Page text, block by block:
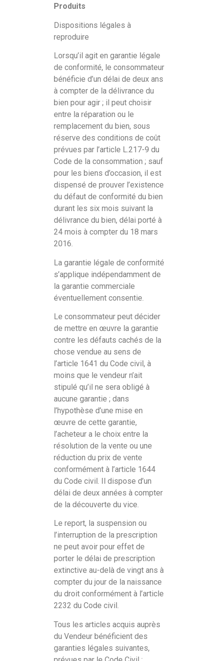
Produits
Dispositions légales à
reproduire
Lorsqu’il agit en garantie légale
de conformité, le consommateur
bénéficie d’un délai de deux ans
à compter de la délivrance du
bien pour agir ; il peut choisir
entre la réparation ou le
remplacement du bien, sous
réserve des conditions de coût
prévues par l’article L.217-9 du
Code de la consommation ; sauf
pour les biens d’occasion, il est
dispensé de prouver l’existence
du défaut de conformité du bien
durant les six mois suivant la
délivrance du bien, délai porté à
24 mois à compter du 18 mars
2016.
La garantie légale de conformité
s’applique indépendamment de
la garantie commerciale
éventuellement consentie.
Le consommateur peut décider
de mettre en œuvre la garantie
contre les défauts cachés de la
chose vendue au sens de
l’article 1641 du Code civil, à
moins que le vendeur n’ait
stipulé qu’il ne sera obligé à
aucune garantie ; dans
l’hypothèse d’une mise en
œuvre de cette garantie,
l’acheteur a le choix entre la
résolution de la vente ou une
réduction du prix de vente
conformément à l’article 1644
du Code civil. Il dispose d’un
délai de deux années à compter
de la découverte du vice.
Le report, la suspension ou
l’interruption de la prescription
ne peut avoir pour effet de
porter le délai de prescription
extinctive au-delà de vingt ans à
compter du jour de la naissance
du droit conformément à l’article
2232 du Code civil.
Tous les articles acquis auprès
du Vendeur bénéficient des
garanties légales suivantes,